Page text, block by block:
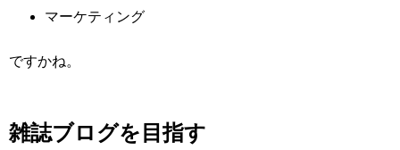
マーケティング
ですかね。
雑誌ブログを目指す